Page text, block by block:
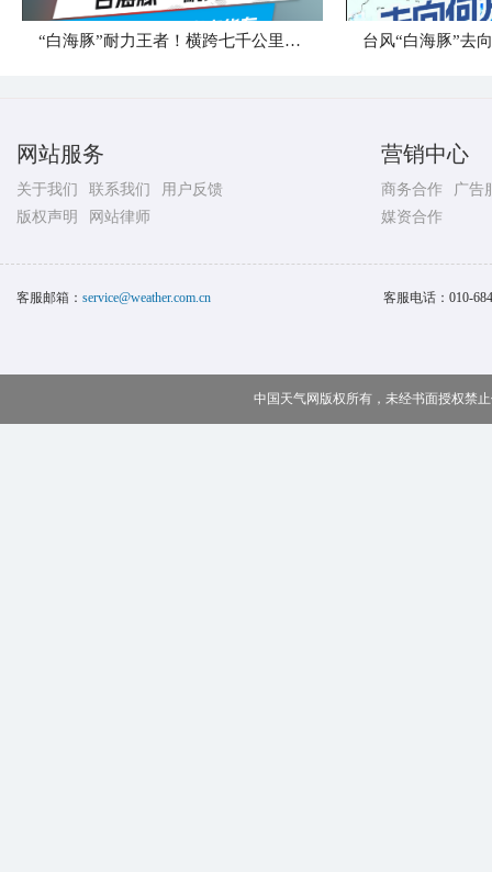
“白海豚”耐力王者！横跨七千公里直奔华东 台风“白海豚”去
网站服务
关于我们 联系我们
用户反馈
版权声明
网站律师
营销中心
商务合作
广告
媒资合作
客服邮箱： service@weather.com.cn 客服电话： 010-
中国天气网版权所有，未经书面授权